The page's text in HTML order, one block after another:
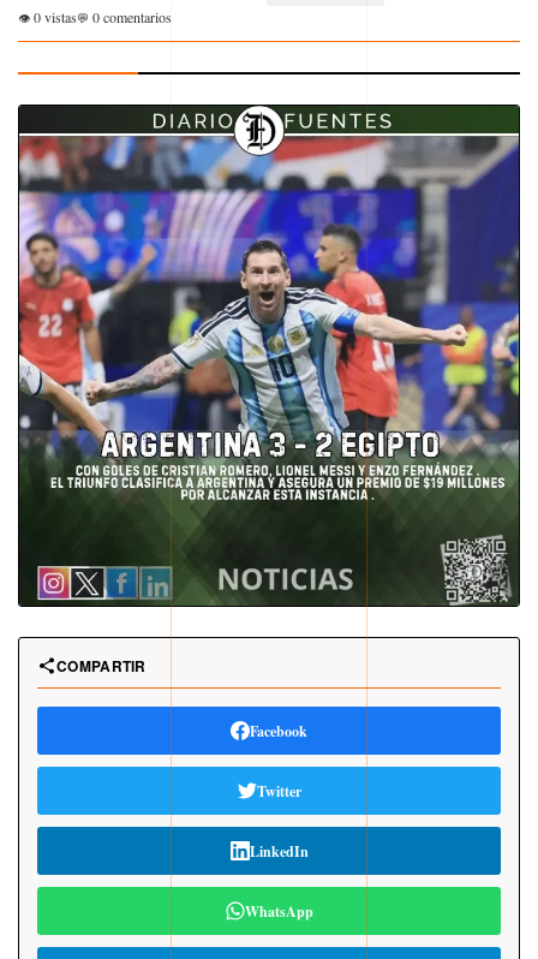
0 vistas 0 comentarios
COMPARTIR
Facebook
Twitter
LinkedIn
WhatsApp